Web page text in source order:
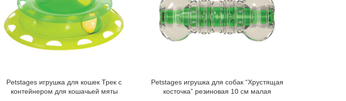
Petstages игрушка для кошек Трек с
контейнером для кошачьей мяты
Petstages игрушка для собак “Хрустящая
косточка” резиновая 10 см малая